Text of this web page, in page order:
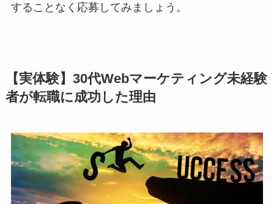
することなく応募してみましょう。
【実体験】30代Webマーケティング未経験
者が転職に成功した理由